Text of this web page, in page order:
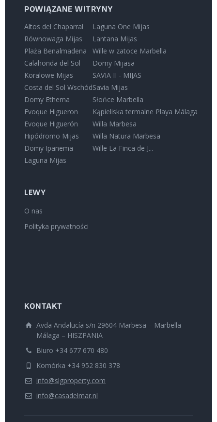
POWIĄZANE WITRYNY
Altos del Chaparral
Równowaga Mijas
Plaża Benalmadena
Calahonda del Sol
Koralowe Mijas
Costa del Sol Wschód
Domy Etherna
Evoque Higueron
Evoque Higuerón
Hipódromo Mijas
Domy Ipanema
Laguna Mijas
Laguna One Mijas
Lantana Mijas
Wille w zatoce Marbella
Domy Mijasa
SAVIA II - MIJAS
Savia Mijas
Słońce Marbella
Kąpieliska termalne Playa Málaga
Willa Marbesa
Willa Natura Marbesa
Wille La Finca de J...
LEWY
O nas
Polityka prywatności
KONTAKT
Avda Andalucía s/n 29604 Marbesa – Marbella
Málaga – HISZPANIA
Biuro +34 677 670 480
Komórka +34 952 830 378
info@slgproperty.com
info@casadelmar.nl